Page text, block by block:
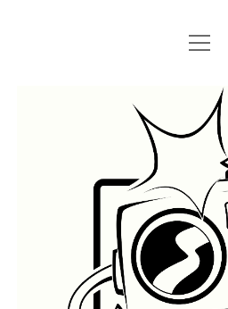
STARTSEITE
BERLIN
BERLIN
BERLIN
BERLIN S-
TRAINS
LEGAL
HOTTER
ROSTOCK
REGIO
GÜTER
Menü
öffnen
Hustlehorst